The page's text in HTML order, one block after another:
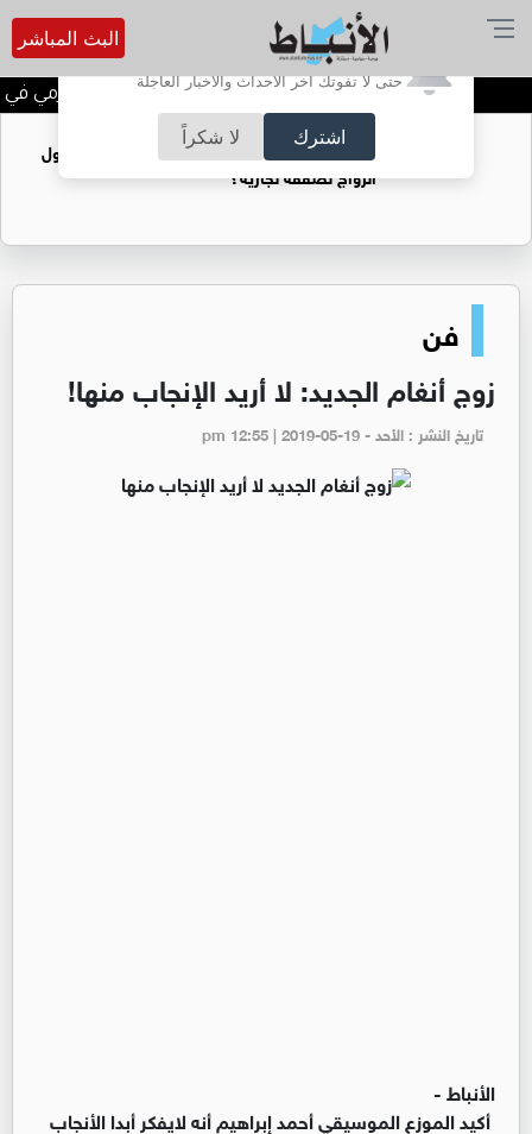
أترغب في تفعيل الإشعارات؟
حتى لا تفوتك آخر الأحداث والأخبار العاجلة
اشترك لا شكراً
البث المباشر
الحاجة خالدة محمود الكرمي في
فتيات يستغللنه لتحقيق مكاسب مادية.. هل تحول
الزواج لصفقة تجارية؟
فن
زوج أنغام الجديد: لا أريد الإنجاب منها!
تاريخ النشر : الأحد - pm 12:55 | 2019-05-19
الأنباط -
أكيد الموزع الموسيقي أحمد إبراهيم أنه لايفكر أبدا الأنجاب